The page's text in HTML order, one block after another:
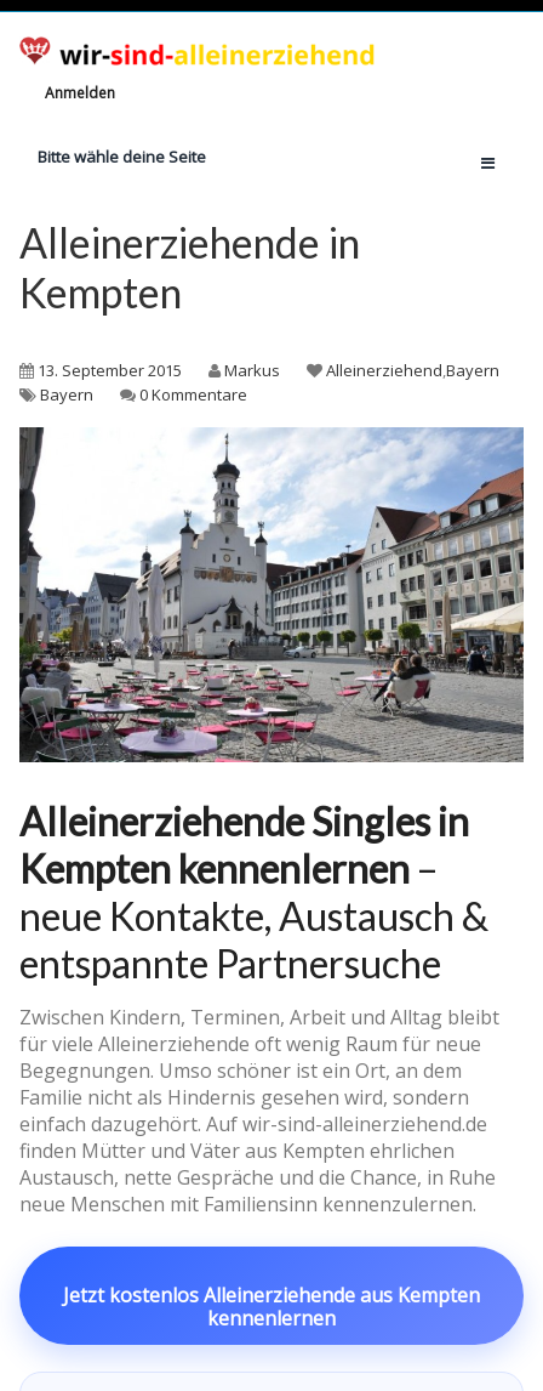
Anmelden
Bitte wähle deine Seite
Jetzt registrieren!
Ratgeber
Finanzielle Hilfe
Alleinerziehende in
Kempten
13. September 2015 Markus Alleinerziehend,Bayern
Bayern
0 Kommentare
Alleinerziehende Singles in
Kempten kennenlernen –
neue Kontakte, Austausch &
entspannte Partnersuche
Zwischen Kindern, Terminen, Arbeit und Alltag bleibt
für viele Alleinerziehende oft wenig Raum für neue
Begegnungen. Umso schöner ist ein Ort, an dem
Familie nicht als Hindernis gesehen wird, sondern
einfach dazugehört. Auf wir-sind-alleinerziehend.de
finden Mütter und Väter aus Kempten ehrlichen
Austausch, nette Gespräche und die Chance, in Ruhe
neue Menschen mit Familiensinn kennenzulernen.
Jetzt kostenlos Alleinerziehende aus Kempten
kennenlernen